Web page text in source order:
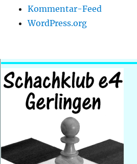
Kommentar-Feed
WordPress.org